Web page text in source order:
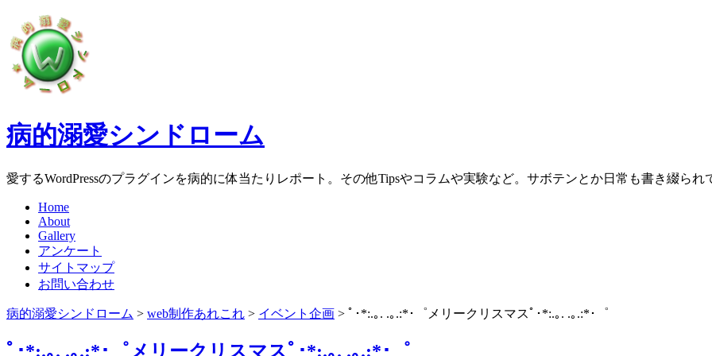
病的溺愛シンドローム
愛するWordPressのプラグインを病的に体当たりレポート。その他Tipsやコラムや実験など。サボテンとか日常も書き綴られ
Home
About
Gallery
アンケート
サイトマップ
お問い合わせ
病的溺愛シンドローム > web制作あれこれ > イベント企画 > ﾟ･*:.｡. .｡.:*･゜メリークリスマスﾟ･*:.｡. .｡.:*･゜
ﾟ･*:.｡. .｡.:*･゜メリークリスマスﾟ･*:.｡. .｡.:*･゜